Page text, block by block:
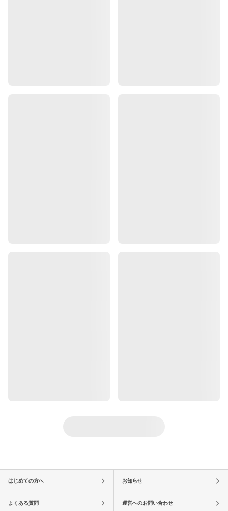
はじめての方へ お知らせ
よくある質問 運営へのお問い合わせ